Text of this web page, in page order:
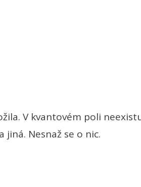
V kvantovém poli
Nesnaž se o nic.